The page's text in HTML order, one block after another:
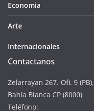
Economia
Arte
Internacionales
Contactanos
Zelarrayan 267. Ofi. 9 (PB),
Bahía Blanca CP (8000)
Teléfono: